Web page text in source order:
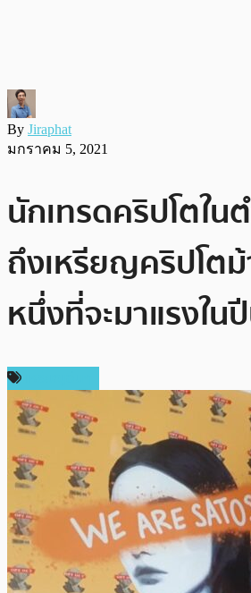
By Jiraphat
มกราคม 5, 2021
นักเทรดคริปโตใน
ถึงเหรียญคริปโต
หนึ่งที่จะมาแรงใน